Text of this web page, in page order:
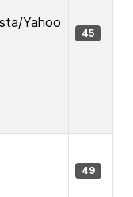
Yahoo
45
49